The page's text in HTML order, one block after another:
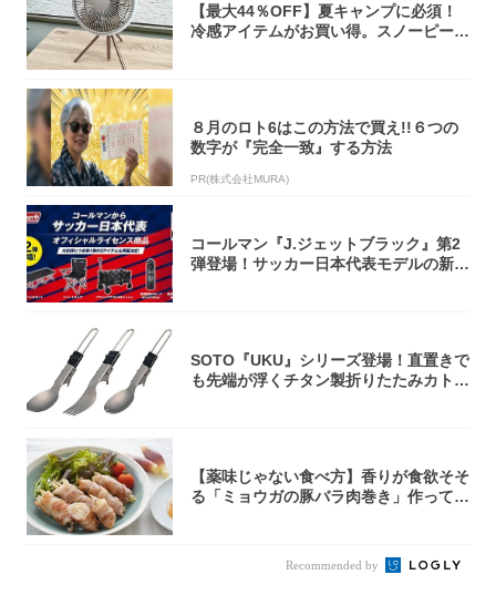
【最大44％OFF】夏キャンプに必須！
冷感アイテムがお買い得。スノーピー
８月のロト6はこの方法で買え!!６つの
数字が『完全一致』する方法
PR(株式会社MURA)
コールマン『J.ジェットブラック』第2
弾登場！サッカー日本代表モデルの新作
SOTO『UKU』シリーズ登場！直置きで
も先端が浮くチタン製折りたたみカトラ
【薬味じゃない食べ方】香りが食欲そそ
る「ミョウガの豚バラ肉巻き」作ってみ
Recommended by